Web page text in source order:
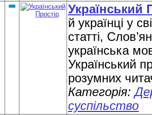
Український
й українці у
статті,
українська
Український
розумних
Категорія:
суспільство